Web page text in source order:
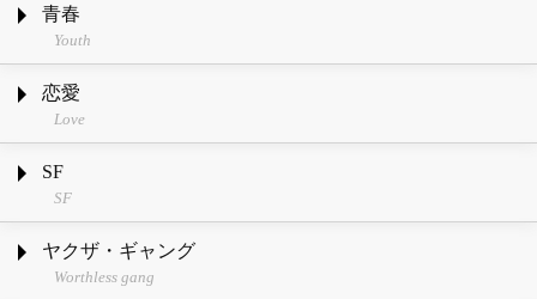
青春
Youth
恋愛
Love
SF
SF
ヤクザ・ギャング
Worthless gang